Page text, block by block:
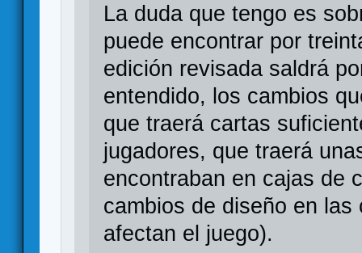
La duda que tengo es
puede encontrar por
edición revisada saldrá
entendido, los cambios
que traerá cartas
jugadores, que traerá
encontraban en cajas de
cambios de diseño en
afectan el juego).